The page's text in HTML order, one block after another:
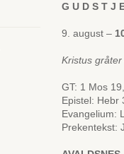
G U D S T J
9. august –
Kristus gråter
GT: 1 Mos
Epistel: Hebr
Evangelium:
Prekentekst: